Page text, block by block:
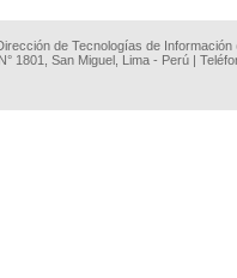
de Tecnologías de
1801, San Miguel, Lima - Perú |